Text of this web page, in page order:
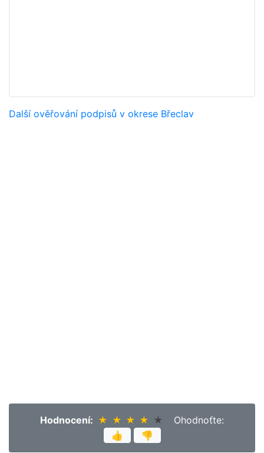
Další ověřování podpisů v okrese Břeclav
Hodnocení: ★ ★ ★ ★ ★
★ ★ ★ ★ ★
Ohodnoťte:
👍
👎